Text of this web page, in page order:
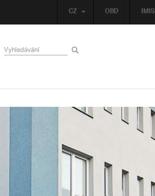
OBD IMIS
CZ